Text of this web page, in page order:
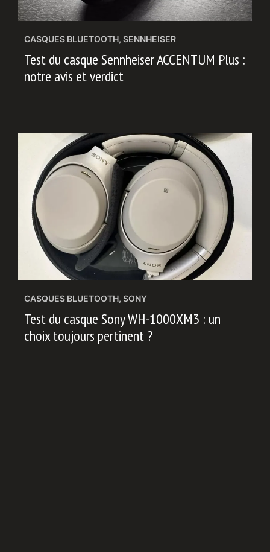
CASQUES BLUETOOTH, SENNHEISER
Test du casque Sennheiser ACCENTUM Plus :
notre avis et verdict
CASQUES BLUETOOTH, SONY
Test du casque Sony WH-1000XM3 : un
choix toujours pertinent ?